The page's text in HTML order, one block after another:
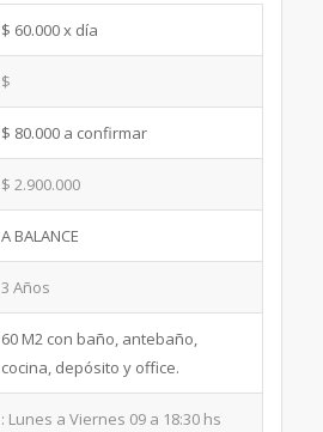
$ 60.000 x día
$
$ 80.000 a confirmar
$ 2.900.000
A BALANCE
3 Años
60 M2 con baño, antebaño,
cocina, depósito y office.
: Lunes a Viernes 09 a 18:30 hs